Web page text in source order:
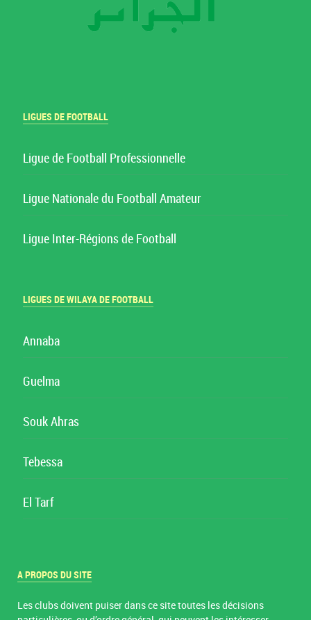
LIGUES DE FOOTBALL
Ligue de Football Professionnelle
Ligue Nationale du Football Amateur
Ligue Inter-Régions de Football
LIGUES DE WILAYA DE FOOTBALL
Annaba
Guelma
Souk Ahras
Tebessa
El Tarf
A PROPOS DU SITE
Les clubs doivent puiser dans ce site toutes les décisions